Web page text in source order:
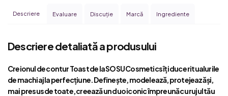
Descriere Evaluare Discuţie Marcă Ingrediente
Descriere detaliată a produsului
Creionul de contur Toast de la SOSU Cosmetics îți duce ritualurile
de machiaj la perfecțiune. Definește, modelează, protejează și,
mai presus de toate, creează un duo iconic împreună cu rujul tău